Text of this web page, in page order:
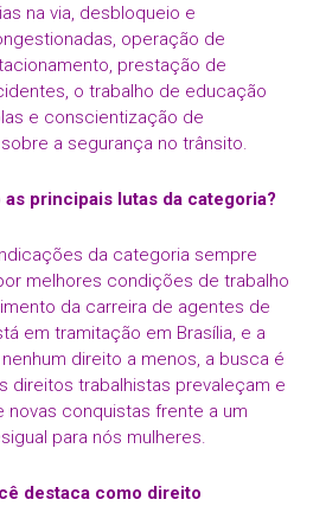
na via, desbloqueio e
operação de
prestação de
o trabalho de educação
e conscientização de
a segurança no trânsito.
as principais lutas da categoria?
da categoria sempre
melhores condições de trabalho
da carreira de agentes de
em tramitação em Brasília, e a
direito a menos, a busca é
direitos trabalhistas prevaleçam e
conquistas frente a um
para nós mulheres.
destaca como direito